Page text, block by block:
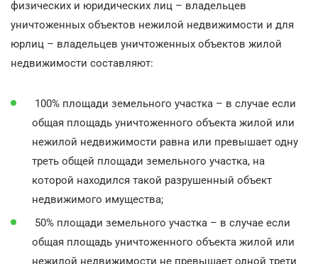
физических и юридических лиц – владельцев
уничтоженных объектов нежилой недвижимости и для
юрлиц – владельцев уничтоженных объектов жилой
недвижимости составляют:
100% площади земельного участка – в случае если
общая площадь уничтоженного объекта жилой или
нежилой недвижимости равна или превышает одну
треть общей площади земельного участка, на
которой находился такой разрушенный объект
недвижимого имущества;
50% площади земельного участка – в случае если
общая площадь уничтоженного объекта жилой или
нежилой недвижимости не превышает одной трети